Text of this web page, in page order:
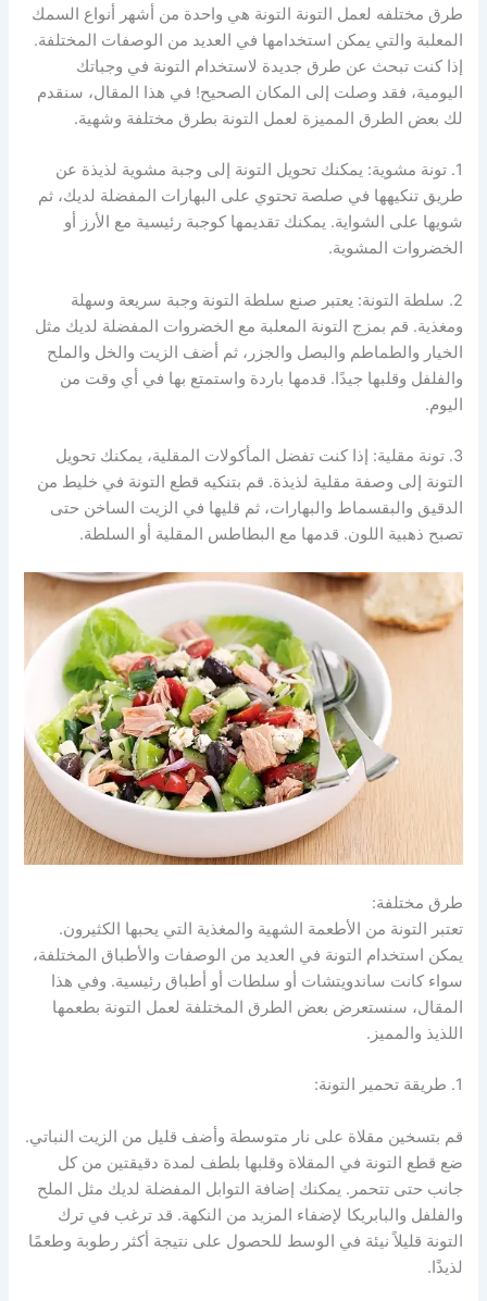
طرق مختلفه لعمل التونة التونة هي واحدة من أشهر أنواع السمك
المعلبة والتي يمكن استخدامها في العديد من الوصفات المختلفة.
إذا كنت تبحث عن طرق جديدة لاستخدام التونة في وجباتك
اليومية، فقد وصلت إلى المكان الصحيح! في هذا المقال، سنقدم
لك بعض الطرق المميزة لعمل التونة بطرق مختلفة وشهية.
1. تونة مشوية: يمكنك تحويل التونة إلى وجبة مشوية لذيذة عن
طريق تنكيهها في صلصة تحتوي على البهارات المفضلة لديك، ثم
شويها على الشواية. يمكنك تقديمها كوجبة رئيسية مع الأرز أو
الخضروات المشوية.
2. سلطة التونة: يعتبر صنع سلطة التونة وجبة سريعة وسهلة
ومغذية. قم بمزج التونة المعلبة مع الخضروات المفضلة لديك مثل
الخيار والطماطم والبصل والجزر، ثم أضف الزيت والخل والملح
والفلفل وقلبها جيدًا. قدمها باردة واستمتع بها في أي وقت من
اليوم.
3. تونة مقلية: إذا كنت تفضل المأكولات المقلية، يمكنك تحويل
التونة إلى وصفة مقلية لذيذة. قم بتنكيه قطع التونة في خليط من
الدقيق والبقسماط والبهارات، ثم قليها في الزيت الساخن حتى
تصبح ذهبية اللون. قدمها مع البطاطس المقلية أو السلطة.
طرق مختلفة:
تعتبر التونة من الأطعمة الشهية والمغذية التي يحبها الكثيرون.
يمكن استخدام التونة في العديد من الوصفات والأطباق المختلفة،
سواء كانت ساندويتشات أو سلطات أو أطباق رئيسية. وفي هذا
المقال، سنستعرض بعض الطرق المختلفة لعمل التونة بطعمها
اللذيذ والمميز.
1. طريقة تحمير التونة:
قم بتسخين مقلاة على نار متوسطة وأضف قليل من الزيت النباتي.
ضع قطع التونة في المقلاة وقلبها بلطف لمدة دقيقتين من كل
جانب حتى تتحمر. يمكنك إضافة التوابل المفضلة لديك مثل الملح
والفلفل والبابريكا لإضفاء المزيد من النكهة. قد ترغب في ترك
التونة قليلاً نيئة في الوسط للحصول على نتيجة أكثر رطوبة وطعمًا
لذيذًا.